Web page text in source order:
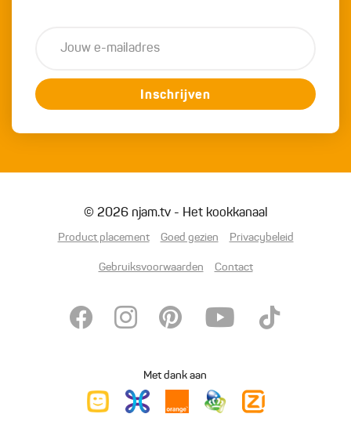
Inschrijven
© 2026 njam.tv - Het kookkanaal
Product placement Goed gezien Privacybeleid
Gebruiksvoorwaarden Contact
Met dank aan